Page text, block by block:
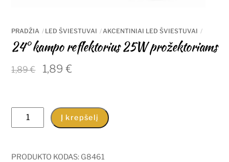
PRADŽIA LED ŠVIESTUVAI AKCENTINIAI LED ŠVIESTUVAI
24° kampo reflektorius 25W prožektoriams
1,89€
Original
1,89 €.
1,89€Current
1,89 €.
produkto
kiekis:
kampo
Į krepšelį
PRODUKTO KODAS: G8461